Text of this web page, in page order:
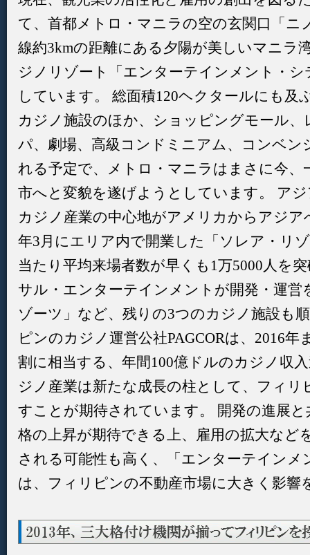
て、首都メトロ・マニラの空の玄関口「ニ
線約3kmの距離にある夕陽が美しいマニラ
ジノリゾート「エンターテインメント・
しています。 総面積120ヘクタールにも及
カジノ施設のほか、ショッピングモール
パ、劇場、高級コンドミニアム、コンベ
れる予定で、メトロ・マニラはまさに今
市へと変貌を遂げようとしています。 ア
カジノ産業の中心地がアメリカからアジ
年3月にエリア内で開業した「ソレア・リ
当たり平均来場者数が早くも1万5000人を
サル・エンターテインメントが開発・運
ゾーツ」など、残りの3つのカジノ施設も
ピンのカジノ運営公社PAGCORは、2016
割に相当する、年間100億ドルのカジノ収
ジノ産業は新たな成長の柱として、フィ
すことが期待されています。 開発の進展
格の上昇が期待できる上、雇用の拡大など
される可能性も高く、「エンターテイン
は、フィリピンの不動産市場に大きく影響